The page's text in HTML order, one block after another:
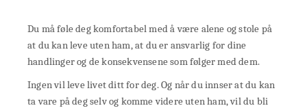
Du må føle deg komfortabel med å være alene og stole på
at du kan leve uten ham, at du er ansvarlig for dine
handlinger og de konsekvensene som følger med dem.
Ingen vil leve livet ditt for deg. Og når du innser at du kan
ta vare på deg selv og komme videre uten ham, vil du bli